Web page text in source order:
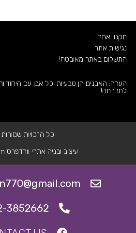
תקנון אתר
נגישות אתר
התשלום באתר מאובטח!
הערה: האבנים הן טבעיות. כל אבן עם
לחברתה!
כל הזכויות שמורות
עיצוב ובניה אתרי וורדפרס Odesign
3852662